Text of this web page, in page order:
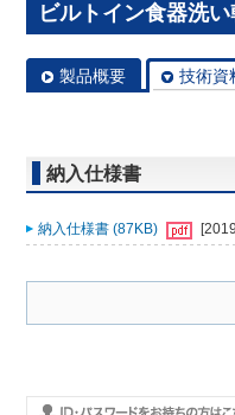
ビルトイン食器洗
製品概要 技術資
納入仕様書
納入仕様書 (87KB)